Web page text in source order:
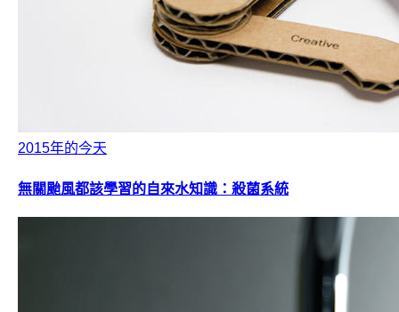
2015年的今天
無關颱風都該學習的自來水知識：殺菌系統